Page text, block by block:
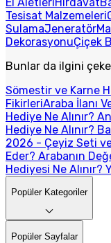
Tesisat Malzemeleri
SulamaJeneratör
DekorasyonuÇiçek
Bunlar da ilgini
Sömestir ve Karne
FikirleriAraba İlanı
Hediye Ne Alınır?
Hediye Ne Alınır?
2026 - Çeyiz Seti
Eder? Arabanın
Hediyesi Ne Alınır?
Popüler Kategoriler
Popüler Sayfalar